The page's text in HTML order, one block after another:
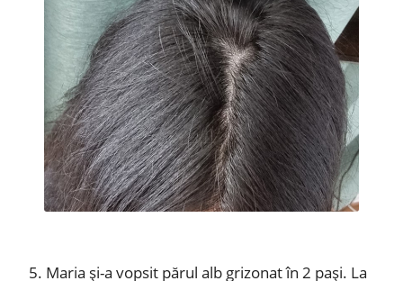
5. Maria și-a vopsit părul alb grizonat în 2 pași. La